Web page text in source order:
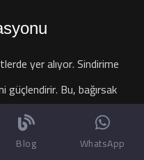
yer alıyor. Sindirime
güçlendirir. Bu, bağırsak
Blog WhatsApp